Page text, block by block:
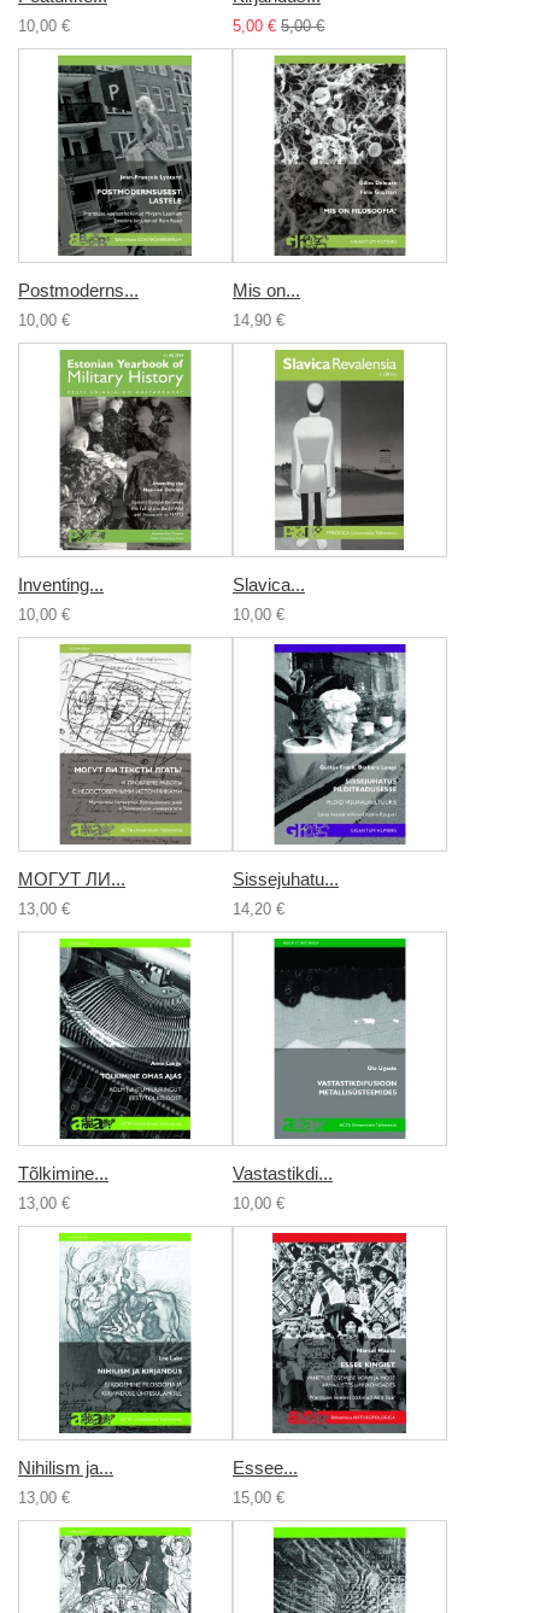
10,00 € 5,00 € 5,00 €
Postmoderns...
10,00 €
Mis on...
14,90 €
Inventing...
10,00 €
Slavica...
10,00 €
МОГУТ ЛИ...
13,00 €
Sissejuhatu...
14,20 €
Tõlkimine...
13,00 €
Vastastikdi...
10,00 €
Nihilism ja...
13,00 €
Essee...
15,00 €